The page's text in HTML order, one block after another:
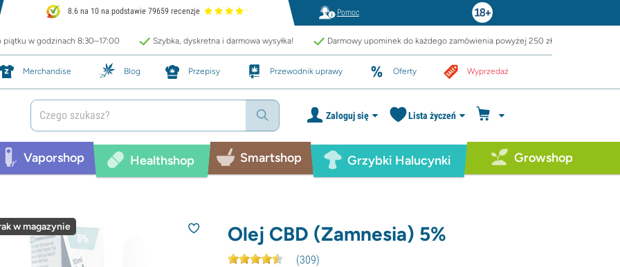
8.6 na 10 na podstawie 79659 recenzje Pomoc
piątku w godzinach 8:30–17:00 Szybka, dyskretna i darmowa wysyłka! Darmowy upominek do każdego zamówienia powyżej 250 zł
Merchandise Blog Przepisy Przewodnik uprawy Oferty Wyprzedaż
Zaloguj się Lista życzeń
Vaporshop Healthshop Smartshop Grzybki Halucynki Growshop
w magazynie Olej CBD (Zamnesia) 5%
(309)